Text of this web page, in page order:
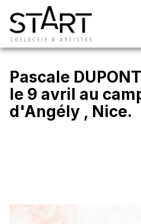
Pascale
le 9 avril au
d'Angély , Nice.